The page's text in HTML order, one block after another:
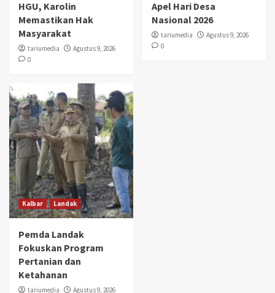
HGU, Karolin
Memastikan Hak
Masyarakat
tariumedia
Agustus 9, 2026
0
Apel Hari Desa
Nasional 2026
tariumedia
Agustus 9, 2026
0
Kalbar Landak
Pemda Landak
Fokuskan Program
Pertanian dan
Ketahanan
tariumedia
Agustus 9, 2026